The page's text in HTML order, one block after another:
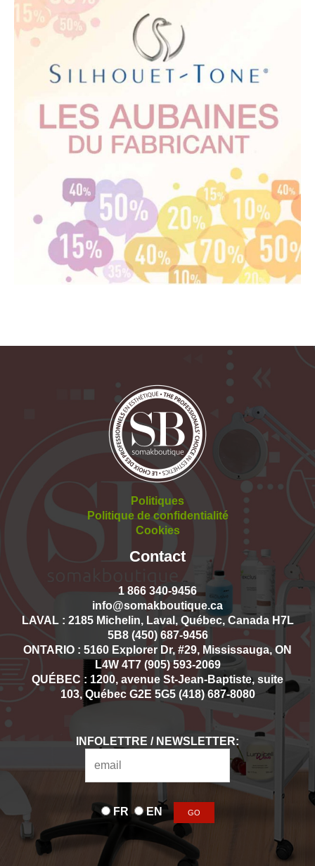
Politiques
Politique de confidentialité
Cookies
Contact
1 866 340-9456
info@somakboutique.ca
LAVAL : 2185 Michelin, Laval, Québec, Canada H7L
5B8 (450) 687-9456
ONTARIO : 5160 Explorer Dr, #29, Mississauga, ON
L4W 4T7 (905) 593-2069
QUÉBEC : 1200, avenue St-Jean-Baptiste, suite
103, Québec G2E 5G5 (418) 687-8080
INFOLETTRE / NEWSLETTER:
FR EN